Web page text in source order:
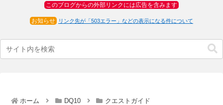
このブログからの外部リンクには広告を含みます
お知らせ リンク先が「503エラー」などの表示になる件について
ホーム DQ10 クエストガイド